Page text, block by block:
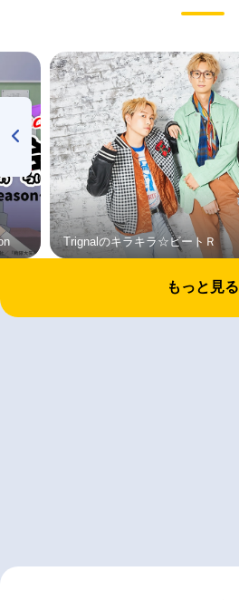
Trignalのキラキラ☆ビートＲ
もっと見る